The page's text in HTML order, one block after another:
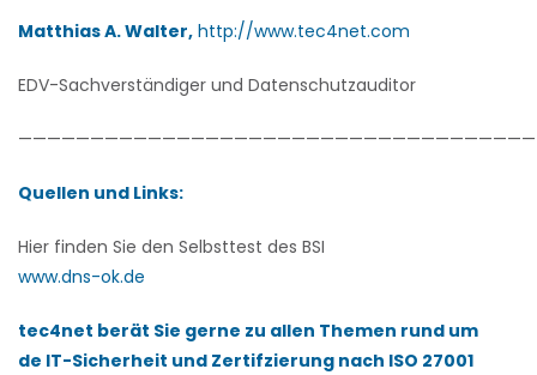
Matthias A. Walter, http://www.tec4net.com
EDV-Sachverständiger und Datenschutzauditor
Quellen und Links:
Hier finden Sie den Selbsttest des BSI
www.dns-ok.de
tec4net berät Sie gerne zu allen Themen rund um
de IT-Sicherheit und Zertifzierung nach ISO 27001